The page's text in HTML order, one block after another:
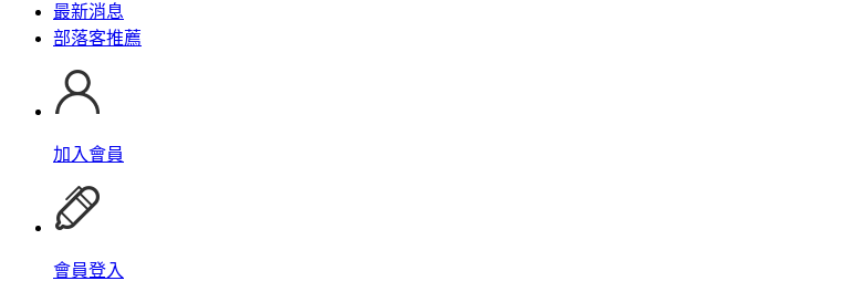
最新消息
部落客推薦
加入會員
會員登入